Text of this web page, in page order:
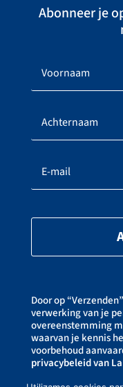
Abonneer je
Door op
verwerking van je
overeenstemming
waarvan je kennis
voorbehoud
privacybeleid van